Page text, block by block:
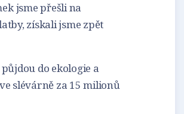
jsme přešli na
získali jsme zpět
do ekologie a
slévárně za 15 milionů